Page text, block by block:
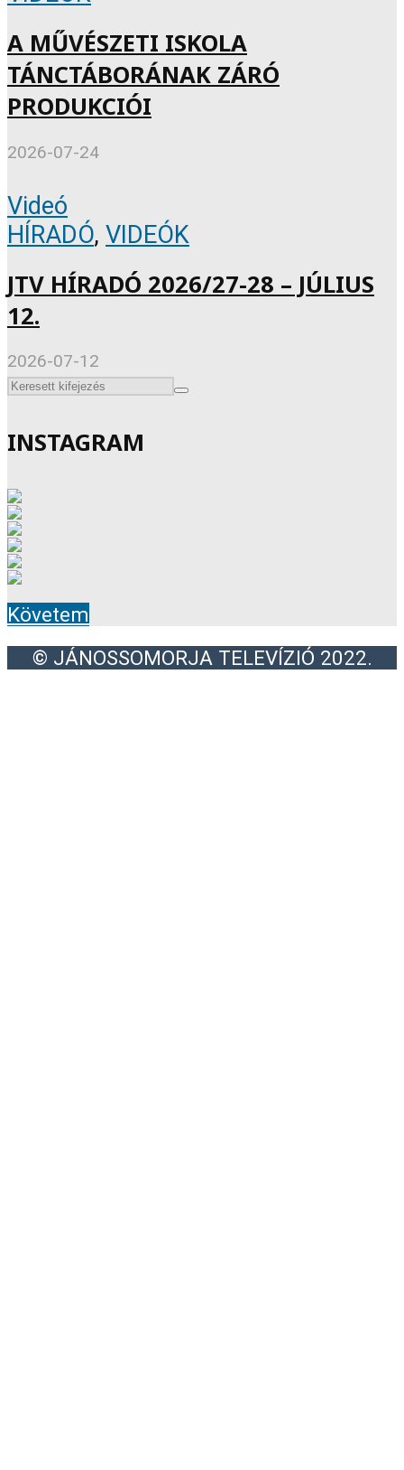
A MŰVÉSZETI ISKOLA
TÁNCTÁBORÁNAK ZÁRÓ
PRODUKCIÓI
2026-07-24
Videó
HÍRADÓ, VIDEÓK
JTV HÍRADÓ 2026/27-28 – JÚLIUS
12.
2026-07-12
INSTAGRAM
Követem
© JÁNOSSOMORJA TELEVÍZIÓ 2022.